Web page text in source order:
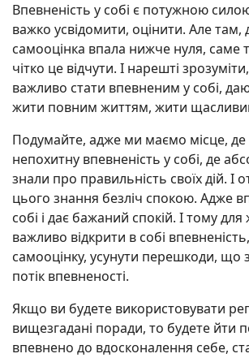
Впевненість у собі є потужною
важко усвідомити, оцінити. Але там,
самооцінка впала нижче нуля,
чітко це відчути. І нарешті
важливо стати впевненим у собі,
жити повним життям, жити
Подумайте, адже ми маємо місце,
непохитну впевненість у собі, де
знали про правильність своїх дій. І
цього знання безліч спокою. Адже
собі і дає бажаний спокій. І тому для
важливо відкрити в собі
самооцінку, усунути перешкоди, що
потік впевненості.
Якщо ви будете використовувати
вищезгадані поради, то будете йти
впевнено до вдосконалення себе,